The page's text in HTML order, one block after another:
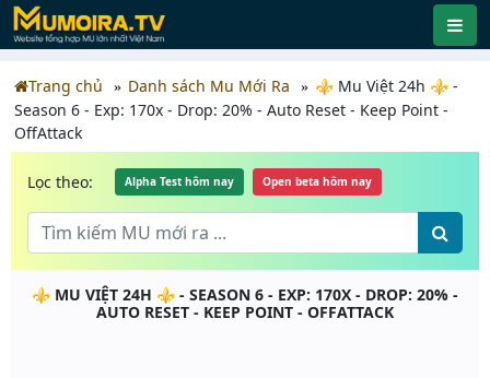
Trang chủ Danh sách Mu Mới Ra
⚜️ Mu Việt 24h ⚜️ -
Season 6 - Exp: 170x - Drop: 20% - Auto Reset - Keep Point -
OffAttack
Lọc theo: Alpha Test hôm nay Open beta hôm nay
⚜️ MU VIỆT 24H ⚜️ - SEASON 6 - EXP: 170X - DROP: 20% -
AUTO RESET - KEEP POINT - OFFATTACK